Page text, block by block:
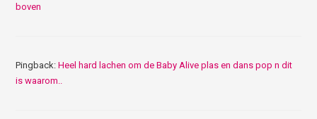
boven
Pingback:Heel hard lachen om de Baby Alive plas en dans pop n dit
is waarom..